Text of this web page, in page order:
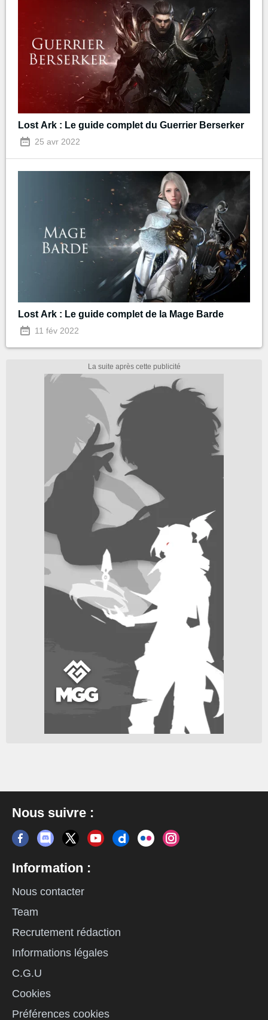
Lost Ark : Le guide complet du Guerrier Berserker
25 avr 2022
Lost Ark : Le guide complet de la Mage Barde
11 fév 2022
Nous suivre :
Information :
Nous contacter
Team
Recrutement rédaction
Informations légales
C.G.U
Cookies
Préférences cookies